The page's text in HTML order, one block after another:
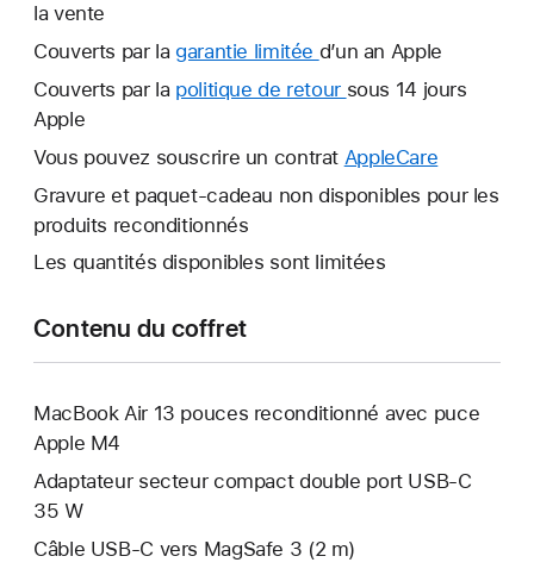
la vente
Couverts par la garantie limitée Une
nouvelle
d’un an Apple
Couverts par la politique de retour Une
fenêtre
sous 14 jours
Apple
Vous pouvez souscrire un contrat AppleCare
nouvelle
Gravure et paquet-cadeau non disponibles pour les
produits reconditionnés
Les quantités disponibles sont limitées
Contenu du coffret
MacBook Air 13 pouces reconditionné avec puce
Apple M4
Adaptateur secteur compact double port USB-C
35 W
Câble USB-C vers MagSafe 3 (2 m)